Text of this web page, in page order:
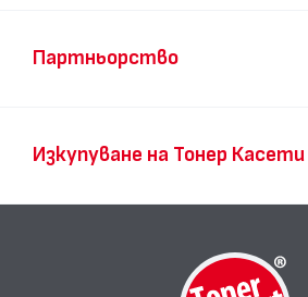
Партньорство
Изкупуване на Тонер Касети